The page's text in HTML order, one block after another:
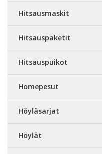
Hitsausmaskit
Hitsauspaketit
Hitsauspuikot
Homepesut
Höyläsarjat
Höylät